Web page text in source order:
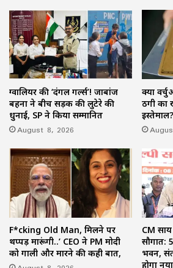
ग्वालियर की ‘दंगल गर्ल्स’! जाबांज
बहनों ने बीच सड़क की लुटेरे की
धुनाई, SP ने किया सम्मानित
August 8, 2026
क्या
ठगी का
इस्तेमाल?
F*cking Old Man, मिलने पर
थप्पड़ मारूंगी..’ CEO ने PM मोदी
को गाली और मारने की कही बात,
CM
सौगात:
भवन,
होगा